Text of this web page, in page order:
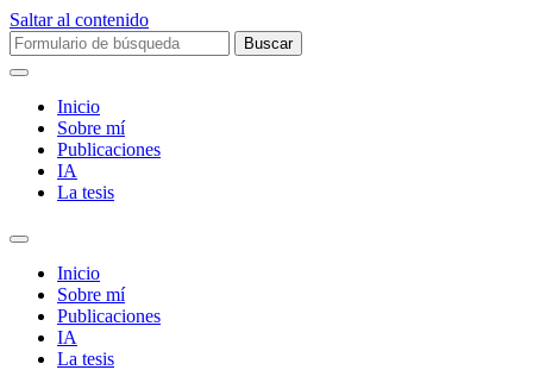
Saltar al contenido
Buscar:
Inicio
Sobre mí­
Publicaciones
IA
La tesis
Alternar
campo
búsqueda
Inicio
Sobre mí­
Publicaciones
IA
La tesis